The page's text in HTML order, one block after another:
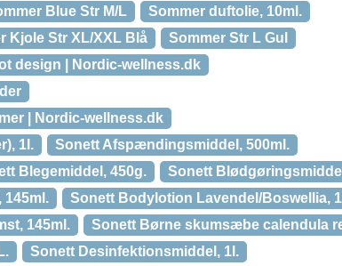
Blue Str M/L
Sommer duftolie, 10ml.
Kjole Str XL/XXL Blå
Sommer Str L Gul
design | Nordic-wellness.dk
| Nordic-wellness.dk
1l.
Sonett Afspændingsmiddel, 500ml.
Blegemiddel, 450g.
Sonett
145ml.
Sonett Bodylotion Lavendel/Boswellia,
145ml.
Sonett Børne skumsæbe calendula
Sonett Desinfektionsmiddel, 1l.